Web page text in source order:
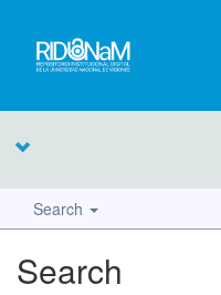
Search
Search